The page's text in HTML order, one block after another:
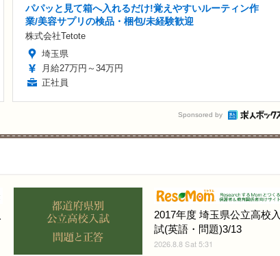
パパッと見て箱へ入れるだけ!覚えやすいルーティン作
業/美容サプリの検品・梱包/未経験歓迎
株式会社Tetote
埼玉県
月給27万円～34万円
正社員
Sponsored by
2017年度 埼玉県公立高校入
試(英語・問題)3/13
2026.8.8 Sat 5:31